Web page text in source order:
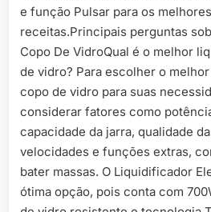
e função Pulsar para os
receitas.Principais perguntas
Copo De VidroQual é o melhor
de vidro? Para escolher o
copo de vidro para suas
considerar fatores como
capacidade da jarra, qualidade
velocidades e funções extras,
bater massas. O Liquidificador
ótima opção, pois conta com